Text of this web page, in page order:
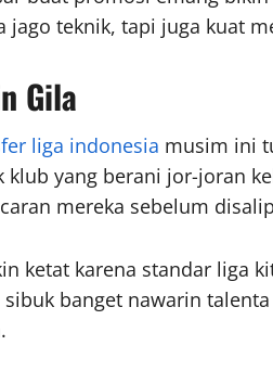
jago teknik, tapi juga kuat
Gila
liga indonesia musim ini
yang berani jor-joran
mereka sebelum
ketat karena standar liga
banget nawarin